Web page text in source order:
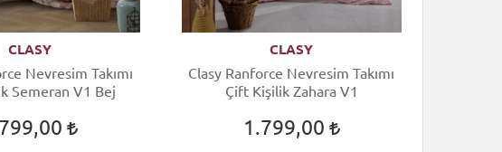
CLASY
Nevresim Takımı
Semeran V1 Bej
CLASY
Clasy Ranforce Nevresim Takımı
Çift Kişilik Zahara V1
1.799,00